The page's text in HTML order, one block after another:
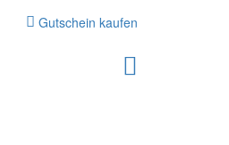
Gutschein kaufen